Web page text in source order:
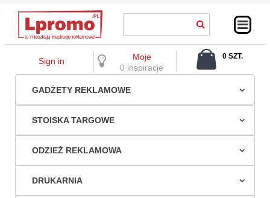
Sign in
Moje
0 inspiracje
0 SZT.
GADŻETY REKLAMOWE
STOISKA TARGOWE
ODZIEŻ REKLAMOWA
DRUKARNIA